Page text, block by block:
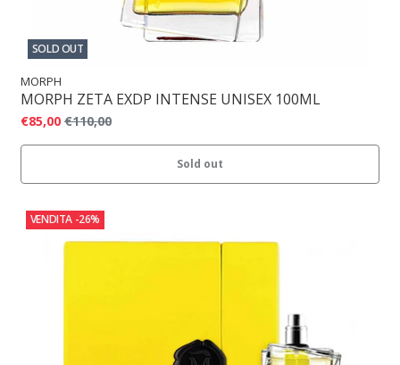
SOLD OUT
MORPH
MORPH ZETA EXDP INTENSE UNISEX 100ML
€85,00 €110,00
Sold out
VENDITA -26%